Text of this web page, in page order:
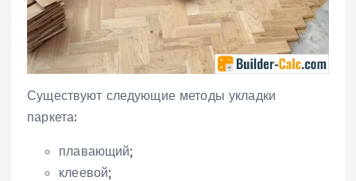
Существуют следующие методы укладки
паркета:
плавающий;
клеевой;